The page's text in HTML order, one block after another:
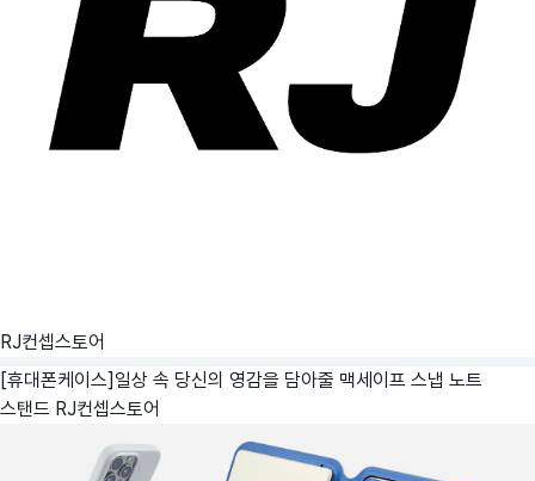
RJ컨셉스토어
[휴대폰케이스]일상 속 당신의 영감을 담아줄 맥세이프 스냅 노트
스탠드 RJ컨셉스토어